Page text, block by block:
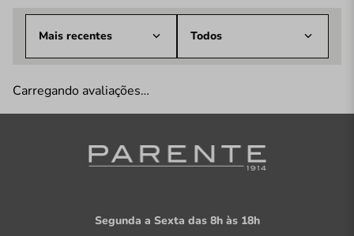
Mais recentes Todos
Carregando avaliações…
Segunda a Sexta das 8h às 18h